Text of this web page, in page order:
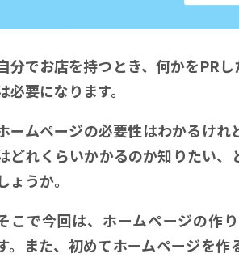
分でお店を持つとき、何かをPR
必要になります。
ームページの必要性はわかるけ
どれくらいかかるのか知りたい
ょうか。
こで今回は、ホームページの作
。また、初めてホームページを